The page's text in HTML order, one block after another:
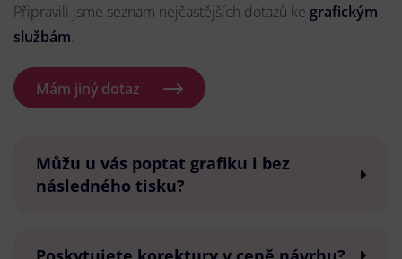
Připravili jsme seznam nejčastějších dotazů ke grafickým
službám.
Mám jiný dotaz
Můžu u vás poptat grafiku i bez
následného tisku?